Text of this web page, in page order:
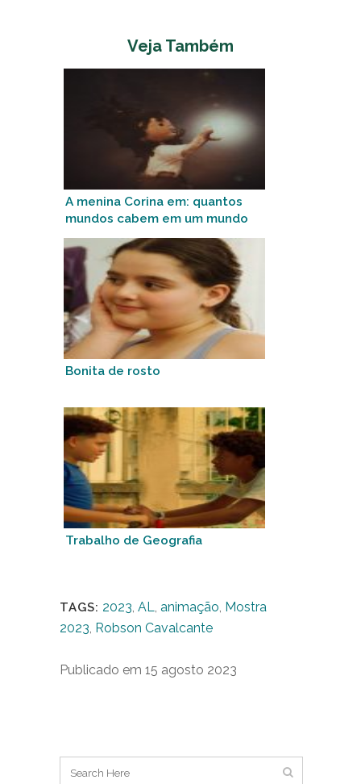
Veja Também
A menina Corina em: quantos
mundos cabem em um mundo
só?
Bonita de rosto
Trabalho de Geografia
TAGS: 2023, AL, animação, Mostra
2023, Robson Cavalcante
Publicado em 15 agosto 2023